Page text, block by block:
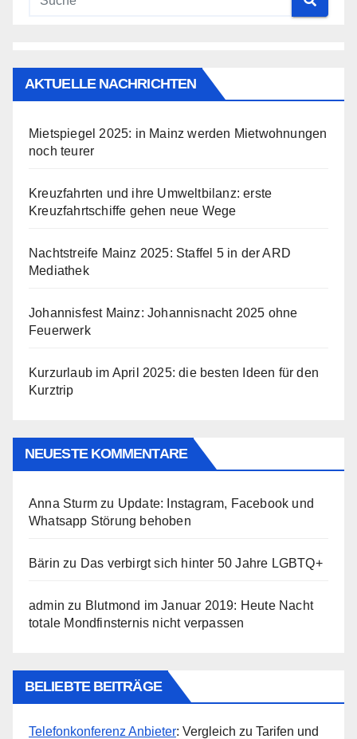
AKTUELLE NACHRICHTEN
Mietspiegel 2025: in Mainz werden Mietwohnungen
noch teurer
Kreuzfahrten und ihre Umweltbilanz: erste
Kreuzfahrtschiffe gehen neue Wege
Nachtstreife Mainz 2025: Staffel 5 in der ARD
Mediathek
Johannisfest Mainz: Johannisnacht 2025 ohne
Feuerwerk
Kurzurlaub im April 2025: die besten Ideen für den
Kurztrip
NEUESTE KOMMENTARE
Anna Sturm zu Update: Instagram, Facebook und
Whatsapp Störung behoben
Bärin zu Das verbirgt sich hinter 50 Jahre LGBTQ+
admin zu Blutmond im Januar 2019: Heute Nacht
totale Mondfinsternis nicht verpassen
BELIEBTE BEITRÄGE
Telefonkonferenz Anbieter: Vergleich zu Tarifen und